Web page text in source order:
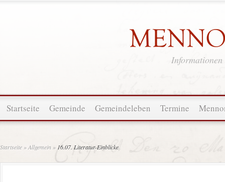
Startseite Gemeinde Gemeindeleben Termine
Startseite »Allgemein » 16.07. Literatur-Einblicke